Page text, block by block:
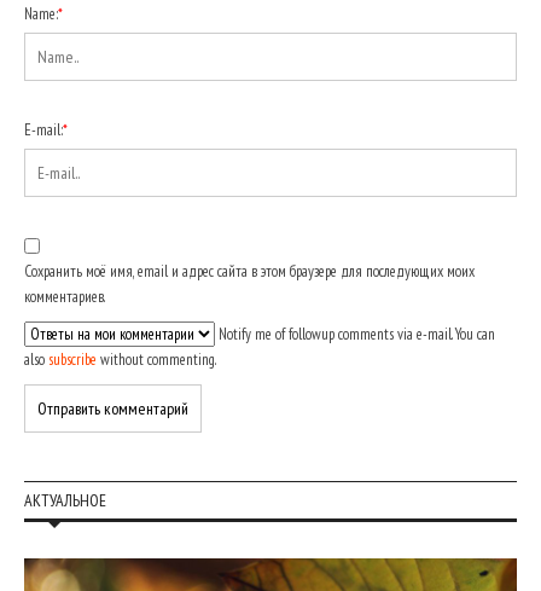
Name:*
E-mail:*
Сохранить моё имя, email и адрес сайта в этом браузере для последующих моих
комментариев.
Notify me of followup comments via e-mail. You can
also subscribe without commenting.
АКТУАЛЬНОЕ